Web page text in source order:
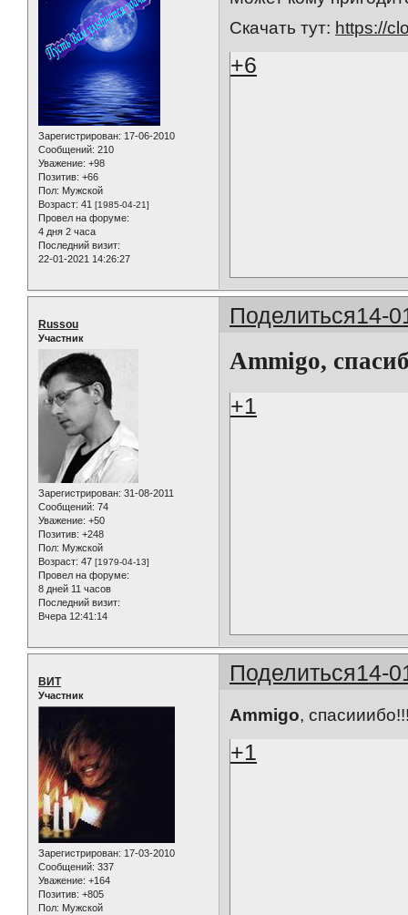
Зарегистрирован: 17-06-2010
Сообщений: 210
Уважение: +98
Позитив: +66
Пол: Мужской
Возраст: 41 [1985-04-21]
Провел на форуме:
4 дня 2 часа
Последний визит:
22-01-2021 14:26:27
Скачать тут: https://
+6
Поделиться14-
Russou
Участник
Зарегистрирован: 31-08-2011
Сообщений: 74
Уважение: +50
Позитив: +248
Пол: Мужской
Возраст: 47 [1979-04-13]
Провел на форуме:
8 дней 11 часов
Последний визит:
Вчера 12:41:14
Ammigo,
+1
Поделиться14-
ВИТ
Участник
Зарегистрирован: 17-03-2010
Сообщений: 337
Уважение: +164
Позитив: +805
Пол: Мужской
Ammigo,
+1